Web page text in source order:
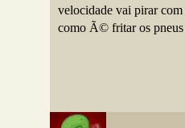
velocidade vai pirar
como Ã© fritar os